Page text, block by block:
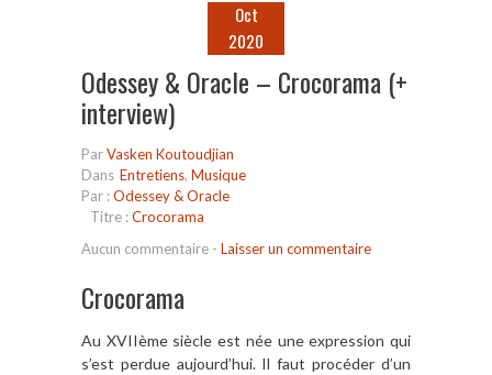
Oct
2020
Odessey & Oracle – Crocorama (+
interview)
ParVasken Koutoudjian
Dans Entretiens, Musique
Par :Odessey & Oracle
Titre :Crocorama
Aucun commentaire - Laisser un commentaire
Crocorama
Au XVIIème siècle est née une expression qui
s’est perdue aujourd’hui. Il faut procéder d’un